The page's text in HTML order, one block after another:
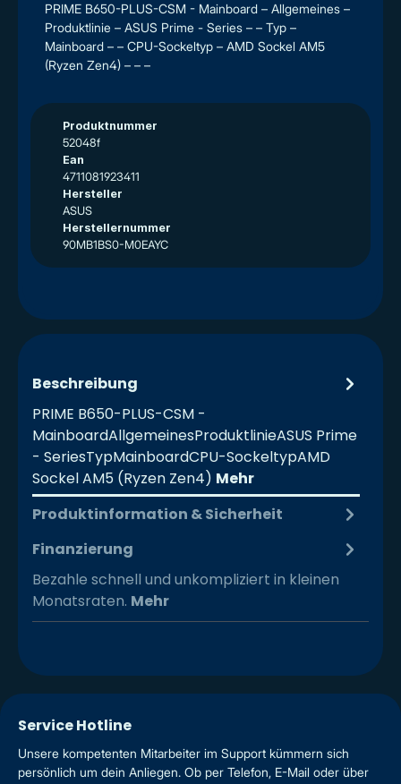
PRIME B650-PLUS-CSM - Mainboard – Allgemeines –
Produktlinie – ASUS Prime - Series – – Typ –
Mainboard – – CPU-Sockeltyp – AMD Sockel AM5
(Ryzen Zen4) – – –
Produktnummer
52048f
Ean
4711081923411
Hersteller
ASUS
Herstellernummer
90MB1BS0-M0EAYC
Beschreibung
PRIME B650-PLUS-CSM -
MainboardAllgemeinesProduktlinieASUS Prime
- SeriesTypMainboardCPU-SockeltypAMD
Sockel AM5 (Ryzen Zen4) Mehr
Produktinformation & Sicherheit
Finanzierung
Bezahle schnell und unkompliziert in kleinen
Monatsraten. Mehr
Service Hotline
Unsere kompetenten Mitarbeiter im Support kümmern sich
persönlich um dein Anliegen. Ob per Telefon, E-Mail oder über